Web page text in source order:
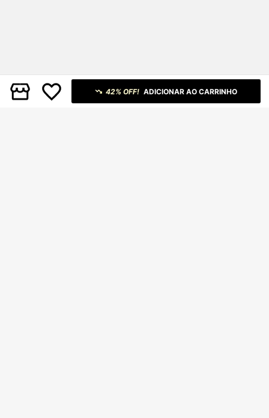
42% OFF! ADICIONAR AO CARRINHO